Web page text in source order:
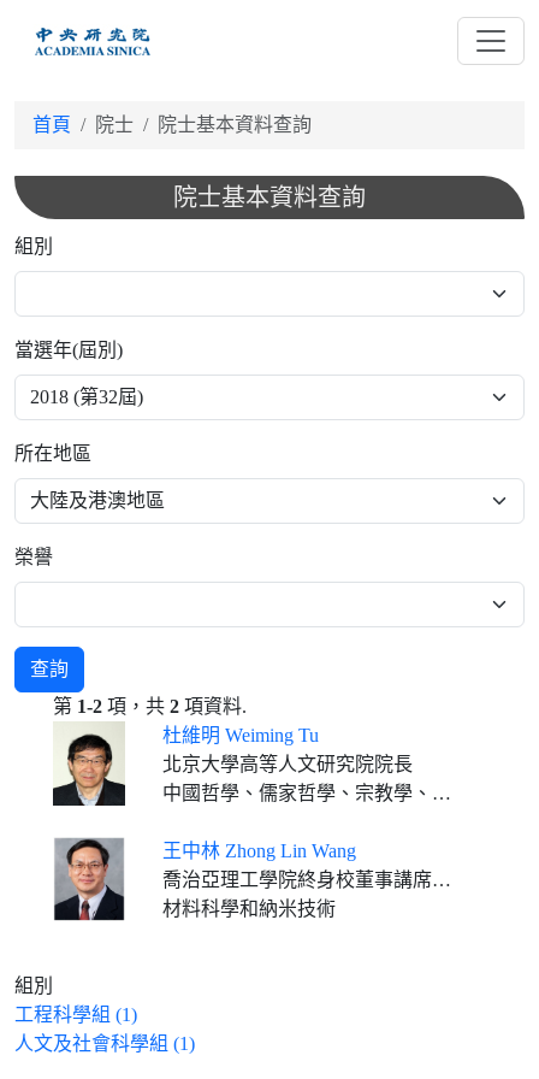
首頁 院士 院士基本資料查詢
院士基本資料查詢
組別
當選年(屆別)
所在地區
榮譽
查詢
第 1-2 項，共 2 項資料.
杜維明 Weiming Tu
北京大學高等人文研究院院長
中國哲學、儒家哲學、宗教學、比較哲學、文明對話、精神人文主義
王中林 Zhong Lin Wang
喬治亞理工學院終身校董事講席教授、Hightower講席教授 中國科學院北京納米能源與系統研究所所長
材料科學和納米技術
組別
工程科學組 (1)
人文及社會科學組 (1)